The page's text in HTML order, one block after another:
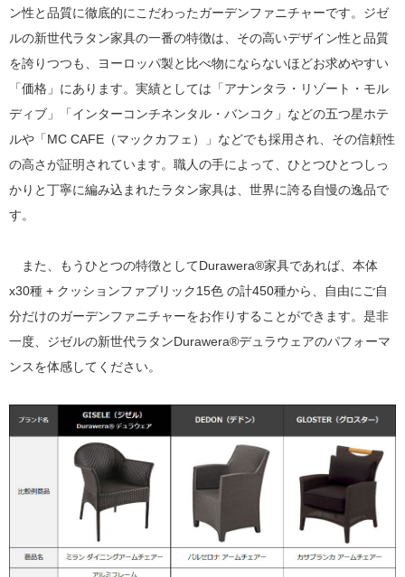
ン性と品質に徹底的にこだわったガーデンファニチャーです。ジゼ
ルの新世代ラタン家具の一番の特徴は、その高いデザイン性と品質
を誇りつつも、ヨーロッパ製と比べ物にならないほどお求めやすい
「価格」にあります。実績としては「アナンタラ・リゾート・モル
ディブ」「インターコンチネンタル・バンコク」などの五つ星ホテ
ルや「MC CAFE（マックカフェ）」などでも採用され、その信頼性
の高さが証明されています。職人の手によって、ひとつひとつしっ
かりと丁寧に編み込まれたラタン家具は、世界に誇る自慢の逸品で
す。
また、もうひとつの特徴としてDurawera®家具であれば、本体
x30種 + クッションファブリック15色 の計450種から、自由にご自
分だけのガーデンファニチャーをお作りすることができます。是非
一度、ジゼルの新世代ラタンDurawera®デュラウェアのパフォーマ
ンスを体感してください。